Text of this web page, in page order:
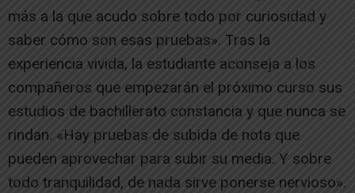
más a la que acudo sobre todo por curiosidad y
saber cómo son esas pruebas». Tras la
experiencia vivida, la estudiante aconseja a los
compañeros que empezarán el próximo curso sus
estudios de bachillerato constancia y que nunca se
rindan. «Hay pruebas de subida de nota que
pueden aprovechar para subir su media. Y sobre
todo tranquilidad, de nada sirve ponerse nervioso».